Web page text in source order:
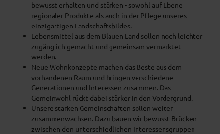
bewusst erhalten und stärken - sowohl auf Ebene
regionaler Produkte als auch in der Pflege unseres
einzigartigen Landschaftsbildes.
Lebensmittel aus dem Blauen Land sollen noch leichter
zugänglich gemacht und gemeinsam vermarktet
werden.
Neue Wohnkonzepte machen das Beste aus dem
vorhandenen Raum und bringen verschiedene
Generationen und Interessen zusammen. Das
Gemeinwohl rückt dabei stärker in den Vordergrund.
Unsere starken Gemeinschaften sollen weiter
zusammenwachsen. Dazu bauen wir bewusst Brücken
zwischen den unterschiedlichen Interessensgruppen